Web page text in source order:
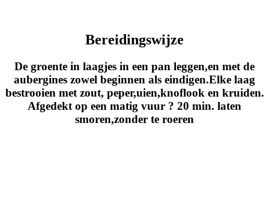
Bereidingswijze
De groente in laagjes in een pan leggen,en met de
aubergines zowel beginnen als eindigen.Elke laag
bestrooien met zout, peper,uien,knoflook en kruiden.
Afgedekt op een matig vuur ? 20 min. laten
smoren,zonder te roeren